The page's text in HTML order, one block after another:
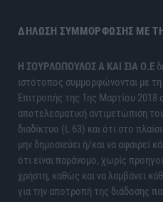
ΔΉΛΩΣΗ ΣΥΜΜΌΡΦΩΣΗΣ ΜΕ
H ΣΟΥΡΛΟΠΟΥΛΟΣ Α ΚΑΙ ΣΙΑ Ο.Ε
ιστότοπος συμμορφώνονται με
Επιτροπής της 1ης Μαρτίου 2018
αποτελεσματική αντιμετώπιση
διαδίκτυο (L 63) και ότι στο
μην δημοσιεύει ή/και να αφαιρεί
ότι είναι παράνομο, χωρίς
χρήστη, καθώς και να λαμβάνει
για την αποτροπή της διάδοσης